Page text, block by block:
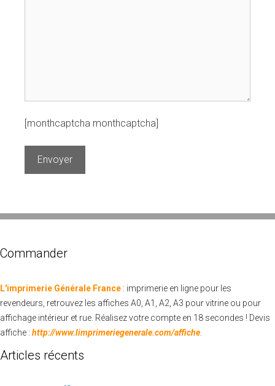
[monthcaptcha monthcaptcha]
Commander
L'imprimerie Générale France : imprimerie en ligne pour les
revendeurs, retrouvez les affiches A0, A1, A2, A3 pour vitrine ou pour
affichage intérieur et rue. Réalisez votre compte en 18 secondes ! Devis
affiche : http://www.limprimeriegenerale.com/affiche
Articles récents